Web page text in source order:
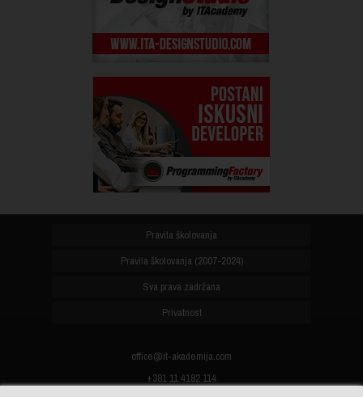
Pravila školovanja
Pravila školovanja (2007-2024)
Sva prava zadržana
Privatnost
office@it-akademija.com
+381 11 4182 114